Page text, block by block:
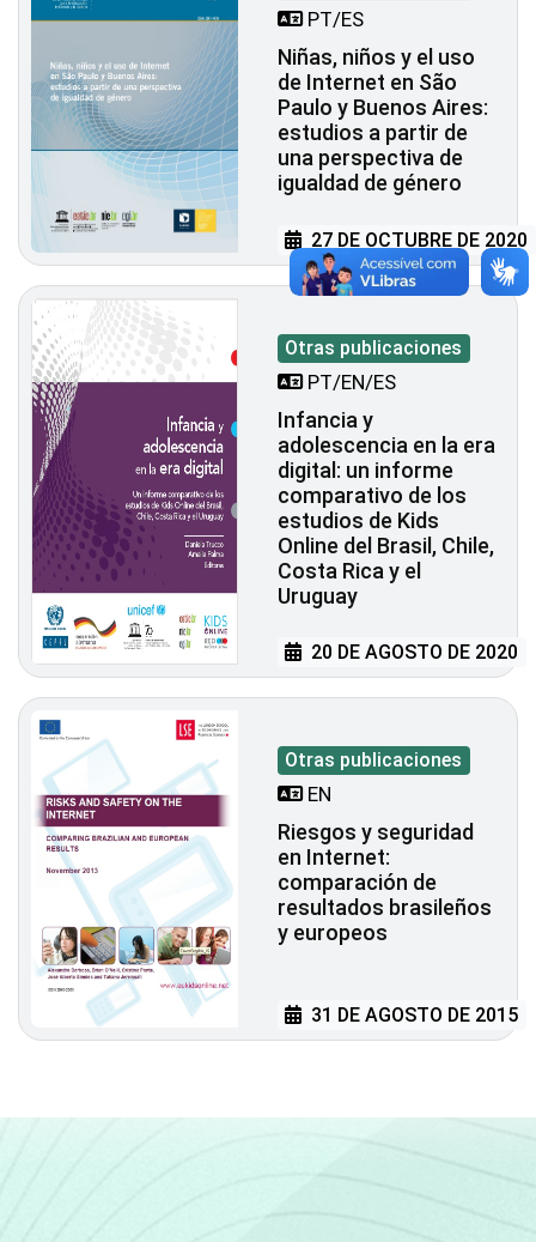
PT/ES
Niñas, niños y el uso
de Internet en São
Paulo y Buenos Aires:
estudios a partir de
una perspectiva de
igualdad de género
27 DE OCTUBRE DE 2020
Otras publicaciones
PT/EN/ES
Infancia y
adolescencia en la era
digital: un informe
comparativo de los
estudios de Kids
Online del Brasil, Chile,
Costa Rica y el
Uruguay
20 DE AGOSTO DE 2020
Otras publicaciones
EN
Riesgos y seguridad
en Internet:
comparación de
resultados brasileños
y europeos
31 DE AGOSTO DE 2015